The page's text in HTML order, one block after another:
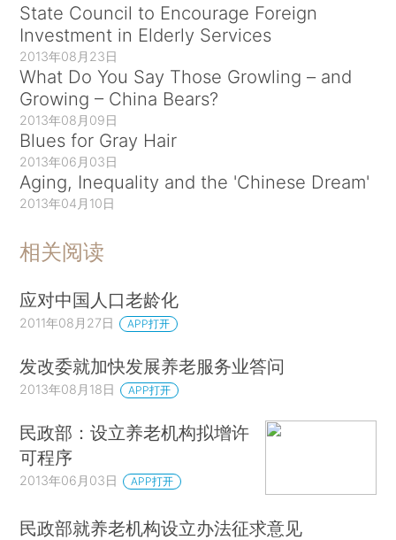
State Council to Encourage Foreign
Investment in Elderly Services
2013年08月23日
What Do You Say Those Growling – and
Growing – China Bears?
2013年08月09日
Blues for Gray Hair
2013年06月03日
Aging, Inequality and the 'Chinese Dream'
2013年04月10日
相关阅读
应对中国人口老龄化
2011年08月27日 APP打开
发改委就加快发展养老服务业答问
2013年08月18日 APP打开
民政部：设立养老机构拟增许
可程序
2013年06月03日 APP打开
民政部就养老机构设立办法征求意见